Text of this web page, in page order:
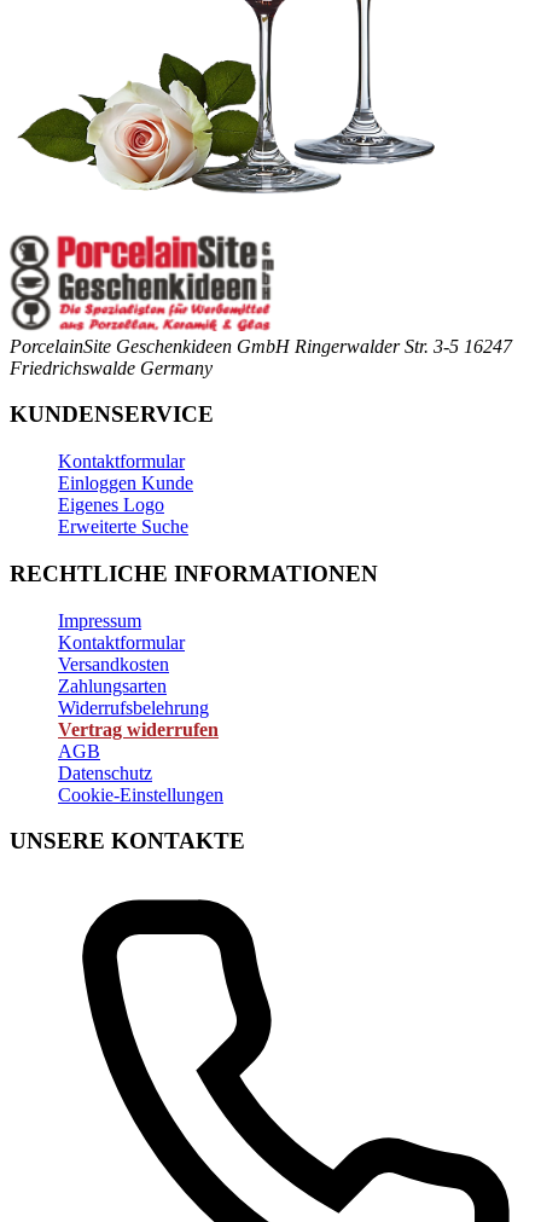
PorcelainSite Geschenkideen GmbH Ringerwalder Str. 3-5 16247
Friedrichswalde Germany
KUNDENSERVICE
Kontaktformular
Einloggen Kunde
Eigenes Logo
Erweiterte Suche
RECHTLICHE INFORMATIONEN
Impressum
Kontaktformular
Versandkosten
Zahlungsarten
Widerrufsbelehrung
Vertrag widerrufen
AGB
Datenschutz
Cookie-Einstellungen
UNSERE KONTAKTE